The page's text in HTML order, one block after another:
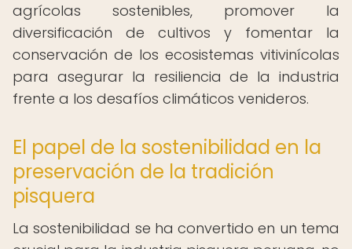
agrícolas sostenibles, promover la
diversificación de cultivos y fomentar la
conservación de los ecosistemas vitivinícolas
para asegurar la resiliencia de la industria
frente a los desafíos climáticos venideros.
El papel de la sostenibilidad en la
preservación de la tradición
pisquera
La sostenibilidad se ha convertido en un tema